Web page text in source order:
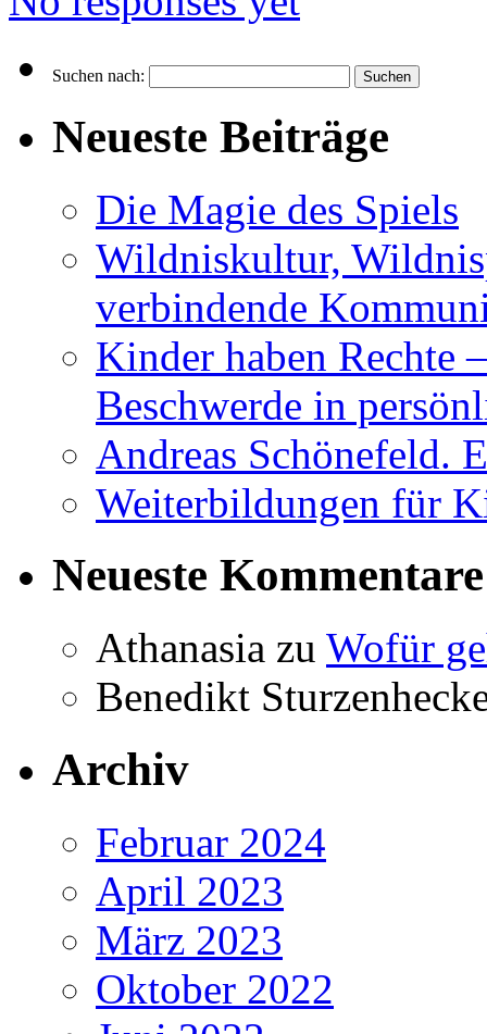
Suchen nach:
Neueste Beiträge
Die Magie des Spiels
Wildniskultur,
verbindende
Kinder haben Rechte
Beschwerde in
Andreas Schönefeld.
Weiterbildungen für
Neueste Kommentare
Athanasia zu Wofür
Benedikt
Archiv
Februar 2024
April 2023
März 2023
Oktober 2022